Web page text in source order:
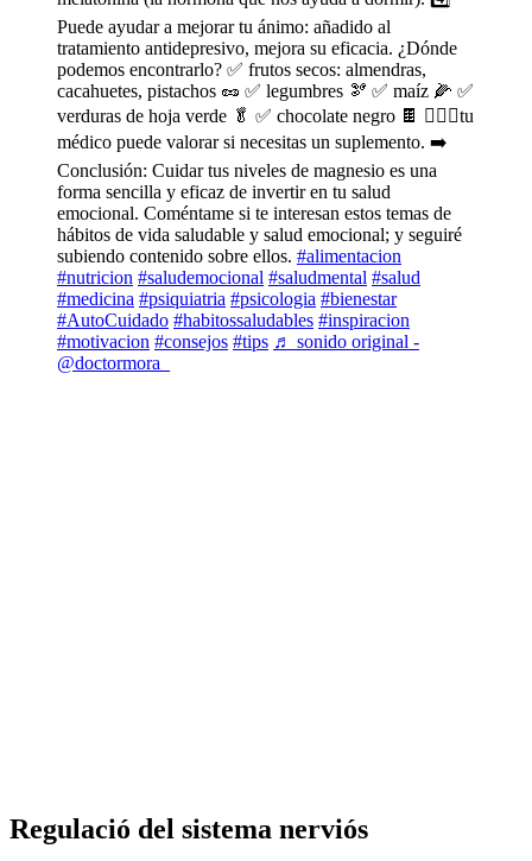
Puede ayudar a mejorar tu ánimo: añadido al
tratamiento antidepresivo, mejora su eficacia. ¿Dónde
podemos encontrarlo? ✅ frutos secos: almendras,
cacahuetes, pistachos 🥜 ✅ legumbres 🫘 ✅ maíz 🌽 ✅
verduras de hoja verde 🥬 ✅ chocolate negro 🍫 🧑🏻‍⚕️tu
médico puede valorar si necesitas un suplemento. ➡️
Conclusión: Cuidar tus niveles de magnesio es una
forma sencilla y eficaz de invertir en tu salud
emocional. Coméntame si te interesan estos temas de
hábitos de vida saludable y salud emocional; y seguiré
subiendo contenido sobre ellos. #alimentacion
#nutricion #saludemocional #saludmental #salud
#medicina #psiquiatria #psicologia #bienestar
#AutoCuidado #habitossaludables #inspiracion
#motivacion #consejos #tips ♬ sonido original -
@doctormora_
Regulació del sistema nerviós